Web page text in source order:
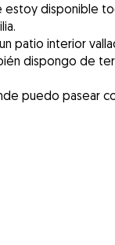
disponible
patio interior
dispongo de
puedo pasear